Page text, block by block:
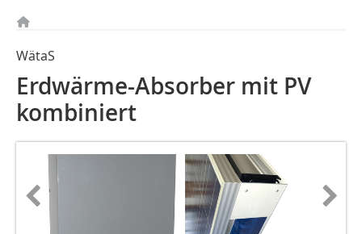
WätaS
Erdwärme-Absorber mit PV
kombiniert